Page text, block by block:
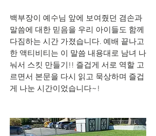
백부장이 예수님 앞에 보여줬던 겸손과
말씀에 대한 믿음을 우리 아이들도 함께
다짐하는 시간 가졌습니다. 예배 끝나고
한 액티비티는 이 말씀 내용대로 남녀 나
눠서 스킷 만들기!! 즐겁게 서로 역할 고
르면서 본문을 다시 읽고 묵상하며 즐겁
게 나눈 시간이었습니다~!